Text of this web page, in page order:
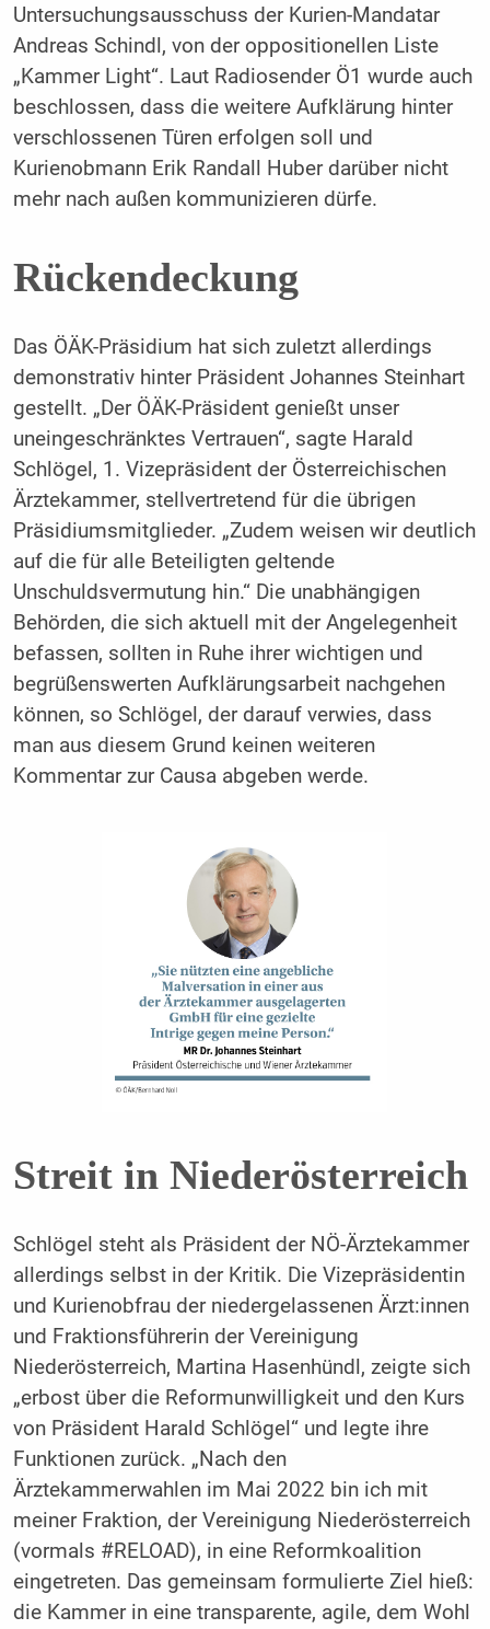
Untersuchungsausschuss der Kurien-Mandatar
Andreas Schindl, von der oppositionellen Liste
„Kammer Light“. Laut Radiosender Ö1 wurde auch
beschlossen, dass die weitere Aufklärung hinter
verschlossenen Türen erfolgen soll und
Kurienobmann Erik Randall Huber darüber nicht
mehr nach außen kommunizieren dürfe.
Rückendeckung
Das ÖÄK-Präsidium hat sich zuletzt allerdings
demonstrativ hinter Präsident Johannes Steinhart
gestellt. „Der ÖÄK-Präsident genießt unser
uneingeschränktes Vertrauen“, sagte Harald
Schlögel, 1. Vizepräsident der Österreichischen
Ärztekammer, stellvertretend für die übrigen
Präsidiumsmitglieder. „Zudem weisen wir deutlich
auf die für alle Beteiligten geltende
Unschuldsvermutung hin.“ Die unabhängigen
Behörden, die sich aktuell mit der Angelegenheit
befassen, sollten in Ruhe ihrer wichtigen und
begrüßenswerten Aufklärungsarbeit nachgehen
können, so Schlögel, der darauf verwies, dass
man aus diesem Grund keinen weiteren
Kommentar zur Causa abgeben werde.
Streit in Niederösterreich
Schlögel steht als Präsident der NÖ-Ärztekammer
allerdings selbst in der Kritik. Die Vizepräsidentin
und Kurienobfrau der niedergelassenen Ärzt:innen
und Fraktionsführerin der Vereinigung
Niederösterreich, Martina Hasenhündl, zeigte sich
„erbost über die Reformunwilligkeit und den Kurs
von Präsident Harald Schlögel“ und legte ihre
Funktionen zurück. „Nach den
Ärztekammerwahlen im Mai 2022 bin ich mit
meiner Fraktion, der Vereinigung Niederösterreich
(vormals #RELOAD), in eine Reformkoalition
eingetreten. Das gemeinsam formulierte Ziel hieß:
die Kammer in eine transparente, agile, dem Wohl